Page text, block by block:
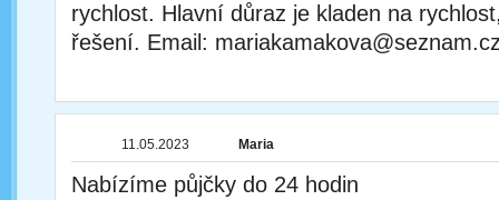
rychlost. Hlavní důraz je kladen na
řešení. Email:
11.05.2023 Maria
Nabízíme půjčky do 24 hodin